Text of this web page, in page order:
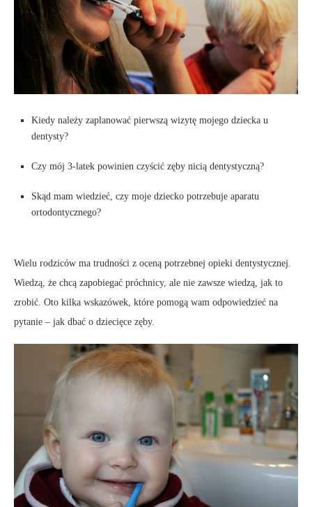
Kiedy należy zaplanować pierwszą wizytę mojego dziecka u
dentysty?
Czy mój 3-latek powinien czyścić zęby nicią dentystyczną?
Skąd mam wiedzieć, czy moje dziecko potrzebuje aparatu
ortodontycznego?
Wielu rodziców ma trudności z oceną potrzebnej opieki dentystycznej.
Wiedzą, że chcą zapobiegać próchnicy, ale nie zawsze wiedzą, jak to
zrobić. Oto kilka wskazówek, które pomogą wam odpowiedzieć na
pytanie – jak dbać o dziecięce zęby.